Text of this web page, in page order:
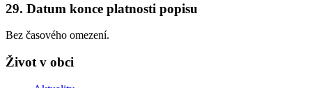
29. Datum konce platnosti popisu
Bez časového omezení.
Život v obci